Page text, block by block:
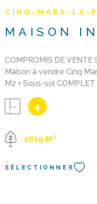
CINQ-MARS-LA-
MAISON
COMPROMIS DE VENTE
Maison à vendre Cinq
M2 + Sous-sol
d'ouvrir la cuisine sur le
entièrement clos et
voitures. Tout à l'égout
centre ville et du
Proche Saint Etienne de
prix indiqué s'entend
4
1619 M²
SÉLECTIONNER